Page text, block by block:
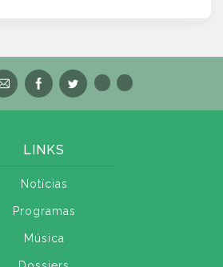
LINKS
Notícias
Programas
Música